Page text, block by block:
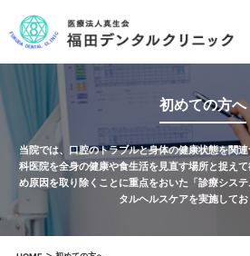
初めての方へ
当院では、口腔のトラブルと身体の健康状態を関
科医院を全身の健康や食生活を見直す場所と捉え
め原因を取り除くことに重点をおいた「診療シス
タルヘルスケアを実施してお